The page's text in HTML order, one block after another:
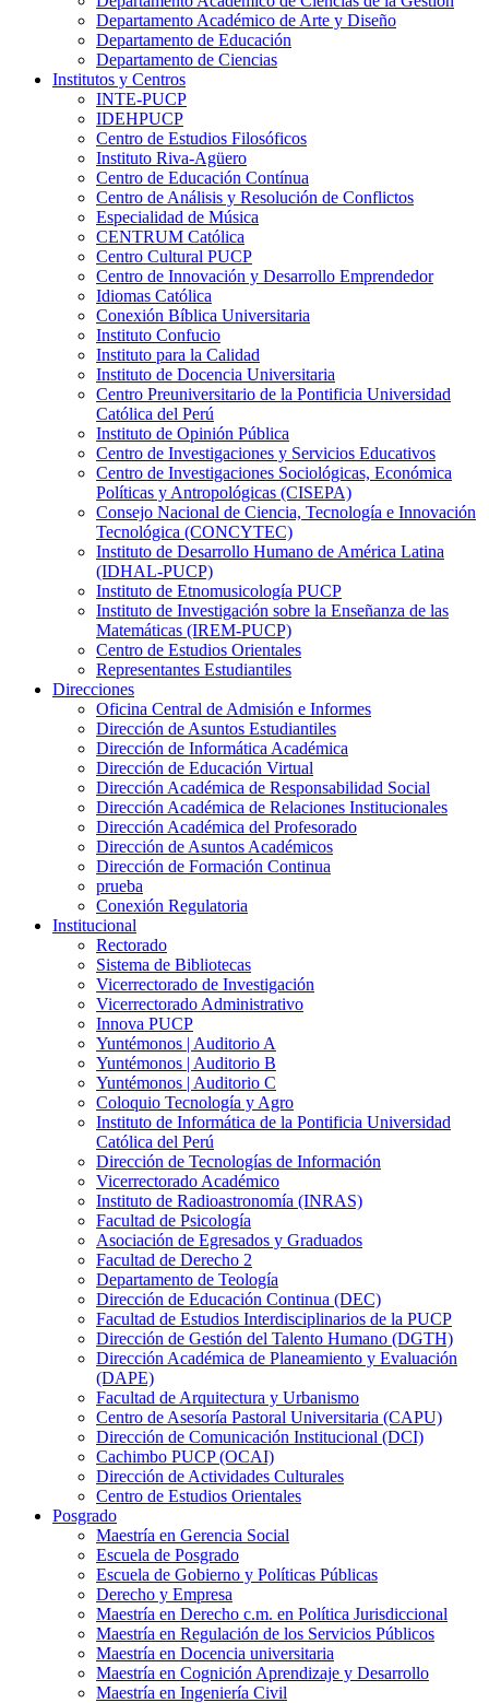
Departamento Académico de Arte y Diseño
Departamento de Educación
Departamento de Ciencias
Institutos y Centros
INTE-PUCP
IDEHPUCP
Centro de Estudios Filosóficos
Instituto Riva-Agüero
Centro de Educación Contínua
Centro de Análisis y Resolución de Conflictos
Especialidad de Música
CENTRUM Católica
Centro Cultural PUCP
Centro de Innovación y Desarrollo Emprendedor
Idiomas Católica
Conexión Bíblica Universitaria
Instituto Confucio
Instituto para la Calidad
Instituto de Docencia Universitaria
Centro Preuniversitario de la Pontificia Universidad
Católica del Perú
Instituto de Opinión Pública
Centro de Investigaciones y Servicios Educativos
Centro de Investigaciones Sociológicas, Económica
Políticas y Antropológicas (CISEPA)
Consejo Nacional de Ciencia, Tecnología e Innovación
Tecnológica (CONCYTEC)
Instituto de Desarrollo Humano de América Latina
(IDHAL-PUCP)
Instituto de Etnomusicología PUCP
Instituto de Investigación sobre la Enseñanza de las
Matemáticas (IREM-PUCP)
Centro de Estudios Orientales
Representantes Estudiantiles
Direcciones
Oficina Central de Admisión e Informes
Dirección de Asuntos Estudiantiles
Dirección de Informática Académica
Dirección de Educación Virtual
Dirección Académica de Responsabilidad Social
Dirección Académica de Relaciones Institucionales
Dirección Académica del Profesorado
Dirección de Asuntos Académicos
Dirección de Formación Continua
prueba
Conexión Regulatoria
Institucional
Rectorado
Sistema de Bibliotecas
Vicerrectorado de Investigación
Vicerrectorado Administrativo
Innova PUCP
Yuntémonos | Auditorio A
Yuntémonos | Auditorio B
Yuntémonos | Auditorio C
Coloquio Tecnología y Agro
Instituto de Informática de la Pontificia Universidad
Católica del Perú
Dirección de Tecnologías de Información
Vicerrectorado Académico
Instituto de Radioastronomía (INRAS)
Facultad de Psicología
Asociación de Egresados y Graduados
Facultad de Derecho 2
Departamento de Teología
Dirección de Educación Continua (DEC)
Facultad de Estudios Interdisciplinarios de la PUCP
Dirección de Gestión del Talento Humano (DGTH)
Dirección Académica de Planeamiento y Evaluación
(DAPE)
Facultad de Arquitectura y Urbanismo
Centro de Asesoría Pastoral Universitaria (CAPU)
Dirección de Comunicación Institucional (DCI)
Cachimbo PUCP (OCAI)
Dirección de Actividades Culturales
Centro de Estudios Orientales
Posgrado
Maestría en Gerencia Social
Escuela de Posgrado
Escuela de Gobierno y Políticas Públicas
Derecho y Empresa
Maestría en Derecho c.m. en Política Jurisdiccional
Maestría en Regulación de los Servicios Públicos
Maestría en Docencia universitaria
Maestría en Cognición Aprendizaje y Desarrollo
Maestría en Ingeniería Civil